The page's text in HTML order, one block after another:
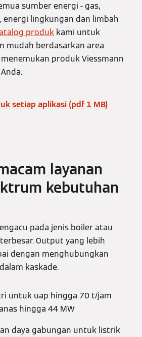
sumber energi - gas,
energi lingkungan dan limbah
produk kami untuk
mudah berdasarkan area
produk Viessmann
setiap aplikasi (pdf 1 MB)
layanan
kebutuhan
pada jenis boiler atau
Output yang lebih
dengan menghubungkan
kaskade.
untuk uap hingga 70 t/jam
hingga 44 MW
daya gabungan untuk listrik